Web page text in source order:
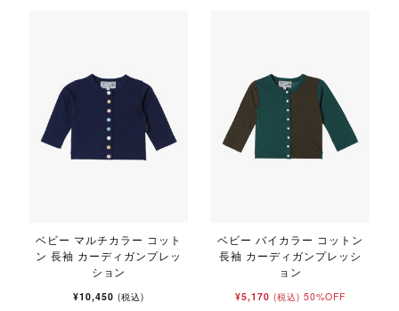
ベビー マルチカラー コット
ン 長袖 カーディガンプレッ
ション
¥10,450 (税込)
ベビー バイカラー コットン
長袖 カーディガンプレッシ
ョン
¥5,170 (税込) 50%OFF